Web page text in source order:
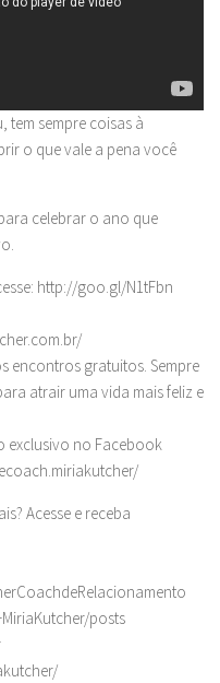
tem sempre coisas à
o que vale a pena você
celebrar o ano que
http://goo.gl/N1tFbn
encontros gratuitos. Sempre
atrair uma vida mais feliz e
exclusivo no Facebook
Acesse e receba
posts